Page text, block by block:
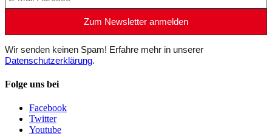
Wir senden keinen Spam! Erfahre mehr in unserer
Datenschutzerklärung.
Folge uns bei
Facebook
Twitter
Youtube